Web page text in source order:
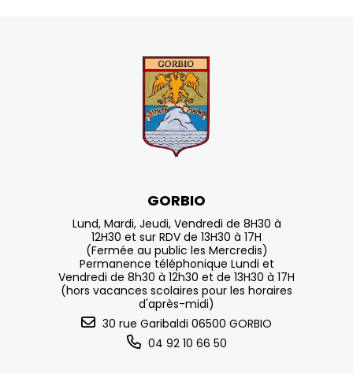
GORBIO
Lund, Mardi, Jeudi, Vendredi de 8H30 à
12H30 et sur RDV de 13H30 à 17H
(Fermée au public les Mercredis)
Permanence téléphonique Lundi et
Vendredi de 8h30 à 12h30 et de 13H30 à 17H
(hors vacances scolaires pour les horaires
d'après-midi)
30 rue Garibaldi 06500 GORBIO
04 92 10 66 50